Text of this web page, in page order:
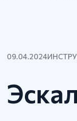
09.04.2024